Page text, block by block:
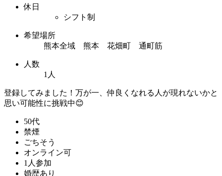
休日
シフト制
希望場所
熊本全域 熊本 花畑町 通町筋
人数
1人
登録してみました！万が一、仲良くなれる人が現れないかと
思い可能性に挑戦中😊
50代
禁煙
ごちそう
オンライン可
1人参加
婚歴あり